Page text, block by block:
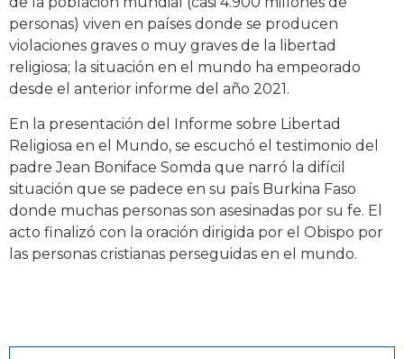
personas) viven en países donde se producen
violaciones graves o muy graves de la libertad
religiosa; la situación en el mundo ha empeorado
desde el anterior informe del año 2021.
En la presentación del Informe sobre Libertad
Religiosa en el Mundo, se escuchó el testimonio del
padre Jean Boniface Somda que narró la difícil
situación que se padece en su país Burkina Faso
donde muchas personas son asesinadas por su fe. El
acto finalizó con la oración dirigida por el Obispo por
las personas cristianas perseguidas en el mundo.